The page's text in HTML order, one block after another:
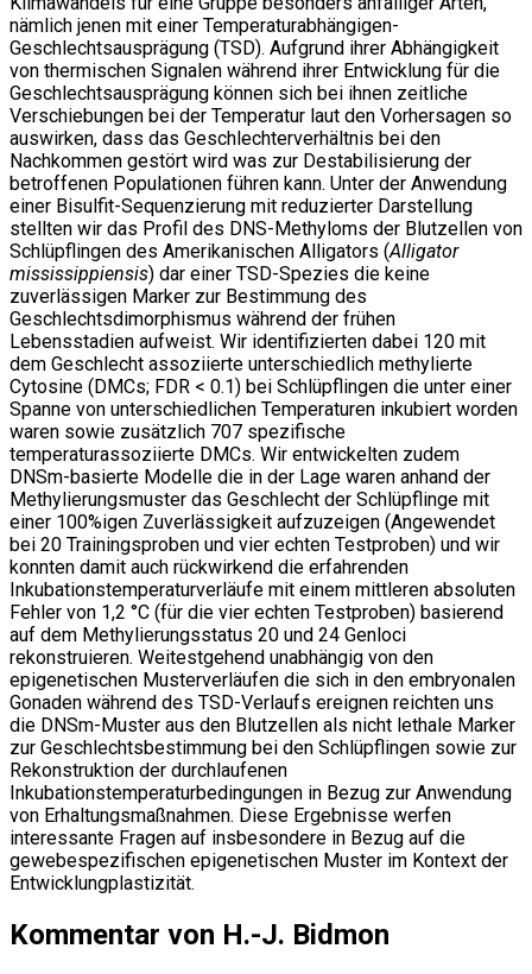
nämlich jenen mit einer Temperaturabhängigen-
Geschlechtsausprägung (TSD). Aufgrund ihrer Abhängigkeit
von thermischen Signalen während ihrer Entwicklung für die
Geschlechtsausprägung können sich bei ihnen zeitliche
Verschiebungen bei der Temperatur laut den Vorhersagen so
auswirken, dass das Geschlechterverhältnis bei den
Nachkommen gestört wird was zur Destabilisierung der
betroffenen Populationen führen kann. Unter der Anwendung
einer Bisulfit-Sequenzierung mit reduzierter Darstellung
stellten wir das Profil des DNS-Methyloms der Blutzellen von
Schlüpflingen des Amerikanischen Alligators (Alligator
mississippiensis) dar einer TSD-Spezies die keine
zuverlässigen Marker zur Bestimmung des
Geschlechtsdimorphismus während der frühen
Lebensstadien aufweist. Wir identifizierten dabei 120 mit
dem Geschlecht assoziierte unterschiedlich methylierte
Cytosine (DMCs; FDR < 0.1) bei Schlüpflingen die unter einer
Spanne von unterschiedlichen Temperaturen inkubiert worden
waren sowie zusätzlich 707 spezifische
temperaturassoziierte DMCs. Wir entwickelten zudem
DNSm-basierte Modelle die in der Lage waren anhand der
Methylierungsmuster das Geschlecht der Schlüpflinge mit
einer 100%igen Zuverlässigkeit aufzuzeigen (Angewendet
bei 20 Trainingsproben und vier echten Testproben) und wir
konnten damit auch rückwirkend die erfahrenden
Inkubationstemperaturverläufe mit einem mittleren absoluten
Fehler von 1,2 °C (für die vier echten Testproben) basierend
auf dem Methylierungsstatus 20 und 24 Genloci
rekonstruieren. Weitestgehend unabhängig von den
epigenetischen Musterverläufen die sich in den embryonalen
Gonaden während des TSD-Verlaufs ereignen reichten uns
die DNSm-Muster aus den Blutzellen als nicht lethale Marker
zur Geschlechtsbestimmung bei den Schlüpflingen sowie zur
Rekonstruktion der durchlaufenen
Inkubationstemperaturbedingungen in Bezug zur Anwendung
von Erhaltungsmaßnahmen. Diese Ergebnisse werfen
interessante Fragen auf insbesondere in Bezug auf die
gewebespezifischen epigenetischen Muster im Kontext der
Entwicklungplastizität.
Kommentar von H.-J. Bidmon